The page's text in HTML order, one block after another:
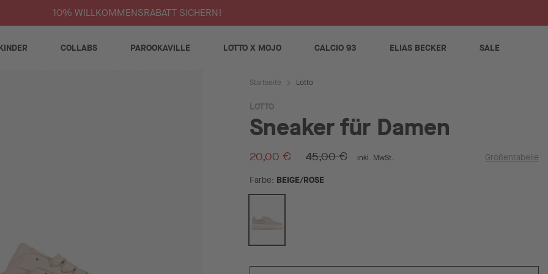
10% WILLKOMMENSRABATT SICHERN!
COLLABS PAROOKAVILLE LOTTO X MOJO CALCIO 93 ELIAS BECKER SALE
LOTTO
Sneaker für Damen
20,00 € 45,00 € inkl. MwSt. Größentabelle
Farbe BEIGE/ROSE
Startseite Lotto